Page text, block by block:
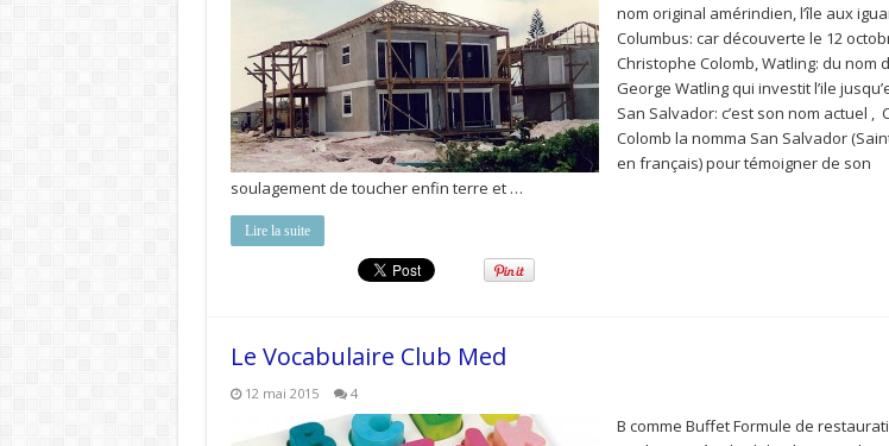
nom original amérindien, l’île aux
Columbus: car découverte le 12
Christophe Colomb, Watling: du nom
George Watling qui investit l’ile
San Salvador: c’est son nom actuel ,
Colomb la nomma San Salvador
en français) pour témoigner de son
soulagement de toucher enfin terre et …
Lire la suite
Le Vocabulaire Club Med
12 mai 2015 4
B comme Buffet Formule de